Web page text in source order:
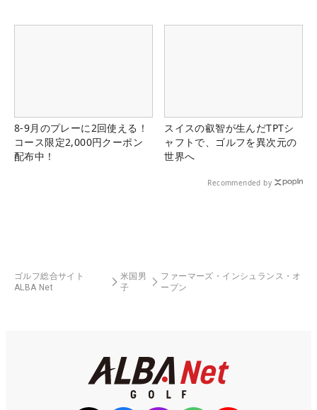
8-9月のプレーに2回使える！
コース限定2,000円クーポン
配布中！
スイスの叡智が生んだTPTシ
ャフトで、ゴルフを異次元の
世界へ
Recommended by
ゴルフ総合サイト
ALBA Net
米国男
子
ファーマーズ・インシュランス・オ
ープン